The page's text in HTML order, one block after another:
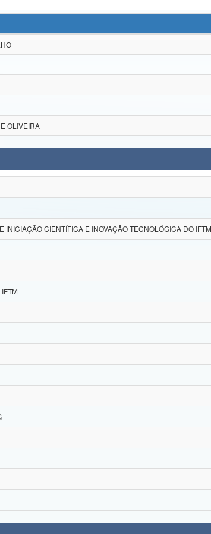
OLIVEIRA
INICIAÇÃO CIENTÍFICA E INOVAÇÃO TECNOLÓGICA DO IFTM